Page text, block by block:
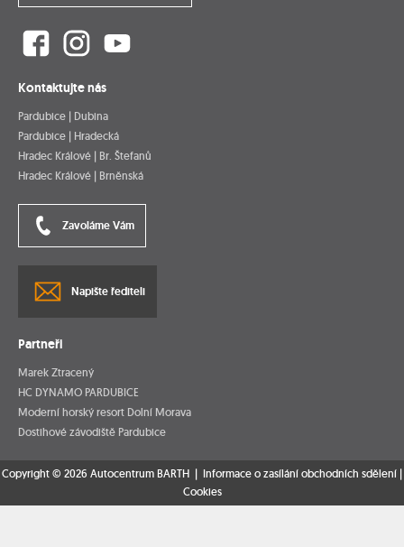
Kontaktujte nás
Pardubice | Dubina
Pardubice | Hradecká
Hradec Králové | Br. Štefanů
Hradec Králové | Brněnská
Zavoláme Vám
Napište řediteli
Partneři
Marek Ztracený
HC DYNAMO PARDUBICE
Moderní horský resort Dolní Morava
Dostihové závodiště Pardubice
Copyright © 2026 Autocentrum BARTH | Informace o zasílání obchodních sdělení |
Cookies